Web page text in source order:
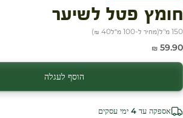
חומץ פטל לשיער
150 מ"ל (מחיר ל-100 מ״ל 40 ₪
)
מחיר מבצע
59.90 ₪
הוסף לעגלה
אספקה עד 4 ימי עסקים